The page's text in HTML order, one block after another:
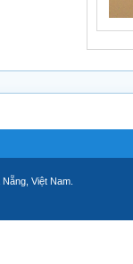
Việt Nam.